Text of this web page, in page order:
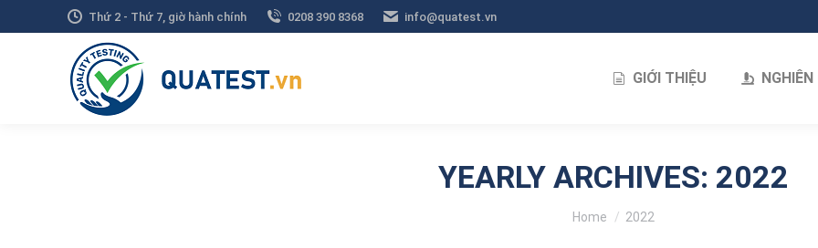
Thứ 2 - Thứ 7, giờ hành chính 0208 390 8368 info@quatest.vn
GIỚI THIỆU NGHIÊN
YEARLY ARCHIVES: 2022
You are here:
Home 2022